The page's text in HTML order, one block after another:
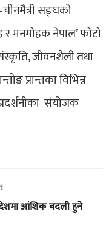
सङ्घको
र मनमोहक नेपाल’ फोटो
संस्कृति, जीवनशैली तथा
प्रान्तका विभिन्न
संयोजक
आंशिक बदली हुने